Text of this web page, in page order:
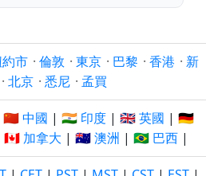
市 · 倫敦 · 東京 · 巴黎 · 香港 · 新
· 北京 · 悉尼 · 孟買
🇨🇳 中國 | 🇮🇳 印度 | 🇬🇧 英國 | 🇩🇪
🇨🇦 加拿大 | 🇦🇺 澳洲 | 🇧🇷 巴西 |